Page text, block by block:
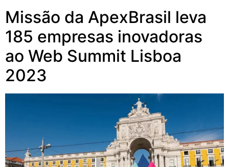
Missão da ApexBrasil leva
185 empresas inovadoras
ao Web Summit Lisboa
2023